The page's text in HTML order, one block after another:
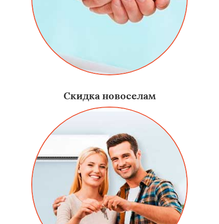
Скидка новоселам